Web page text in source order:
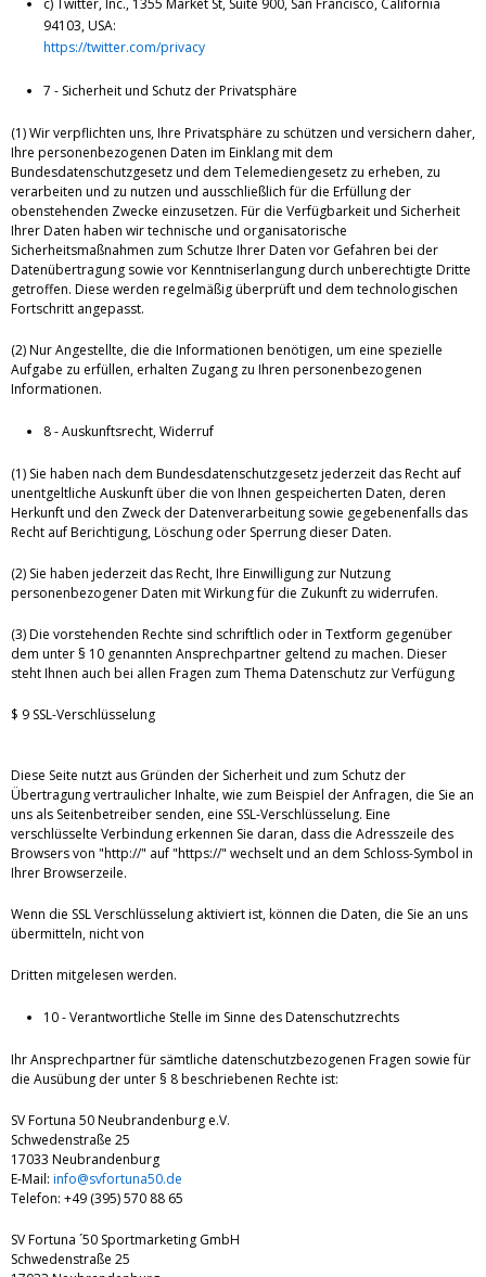
c) Twitter, Inc., 1355 Market St, Suite 900, San Francisco, California
94103, USA:
https://twitter.com/privacy
7 - Sicherheit und Schutz der Privatsphäre
(1) Wir verpflichten uns, Ihre Privatsphäre zu schützen und versichern daher,
Ihre personenbezogenen Daten im Einklang mit dem
Bundesdatenschutzgesetz und dem Telemediengesetz zu erheben, zu
verarbeiten und zu nutzen und ausschließlich für die Erfüllung der
obenstehenden Zwecke einzusetzen. Für die Verfügbarkeit und Sicherheit
Ihrer Daten haben wir technische und organisatorische
Sicherheitsmaßnahmen zum Schutze Ihrer Daten vor Gefahren bei der
Datenübertragung sowie vor Kenntniserlangung durch unberechtigte Dritte
getroffen. Diese werden regelmäßig überprüft und dem technologischen
Fortschritt angepasst.
(2) Nur Angestellte, die die Informationen benötigen, um eine spezielle
Aufgabe zu erfüllen, erhalten Zugang zu Ihren personenbezogenen
Informationen.
8 - Auskunftsrecht, Widerruf
(1) Sie haben nach dem Bundesdatenschutzgesetz jederzeit das Recht auf
unentgeltliche Auskunft über die von Ihnen gespeicherten Daten, deren
Herkunft und den Zweck der Datenverarbeitung sowie gegebenenfalls das
Recht auf Berichtigung, Löschung oder Sperrung dieser Daten.
(2) Sie haben jederzeit das Recht, Ihre Einwilligung zur Nutzung
personenbezogener Daten mit Wirkung für die Zukunft zu widerrufen.
(3) Die vorstehenden Rechte sind schriftlich oder in Textform gegenüber
dem unter § 10 genannten Ansprechpartner geltend zu machen. Dieser
steht Ihnen auch bei allen Fragen zum Thema Datenschutz zur Verfügung
$ 9 SSL-Verschlüsselung
Diese Seite nutzt aus Gründen der Sicherheit und zum Schutz der
Übertragung vertraulicher Inhalte, wie zum Beispiel der Anfragen, die Sie an
uns als Seitenbetreiber senden, eine SSL-Verschlüsselung. Eine
verschlüsselte Verbindung erkennen Sie daran, dass die Adresszeile des
Browsers von "http://" auf "https://" wechselt und an dem Schloss-Symbol in
Ihrer Browserzeile.
Wenn die SSL Verschlüsselung aktiviert ist, können die Daten, die Sie an uns
übermitteln, nicht von
Dritten mitgelesen werden.
10 - Verantwortliche Stelle im Sinne des Datenschutzrechts
Ihr Ansprechpartner für sämtliche datenschutzbezogenen Fragen sowie für
die Ausübung der unter § 8 beschriebenen Rechte ist:
SV Fortuna 50 Neubrandenburg e.V.
Schwedenstraße 25
17033 Neubrandenburg
E-Mail: info@svfortuna50.de
Telefon: +49 (395) 570 88 65
SV Fortuna ´50 Sportmarketing GmbH
Schwedenstraße 25